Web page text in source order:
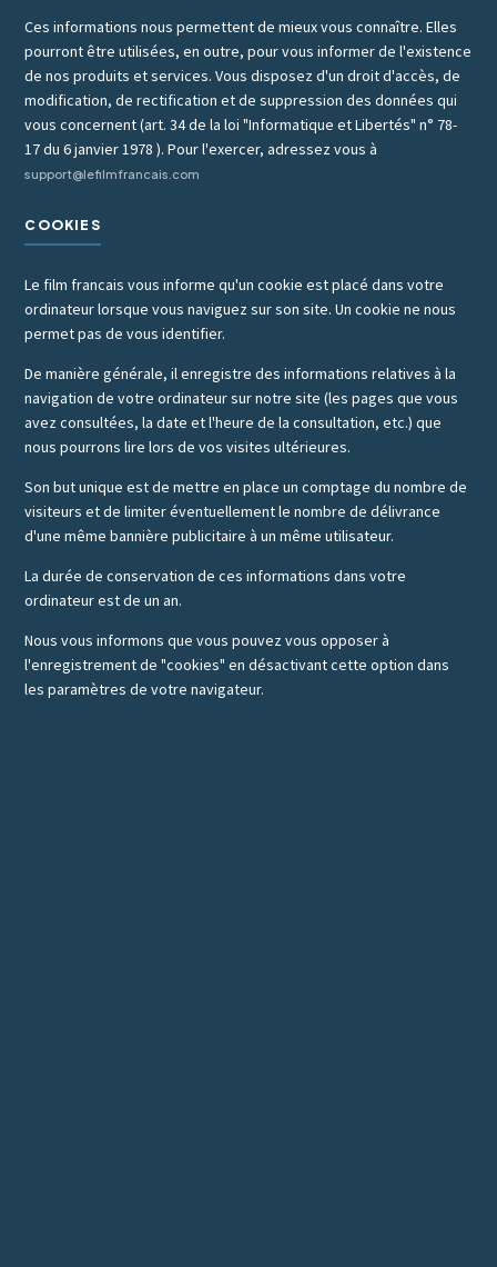
Ces informations nous permettent de mieux vous connaître. Elles
pourront être utilisées, en outre, pour vous informer de l'existence
de nos produits et services. Vous disposez d'un droit d'accès, de
modification, de rectification et de suppression des données qui
vous concernent (art. 34 de la loi "Informatique et Libertés" n° 78-
17 du 6 janvier 1978 ). Pour l'exercer, adressez vous à
support@lefilmfrancais.com
COOKIES
Le film francais vous informe qu'un cookie est placé dans votre
ordinateur lorsque vous naviguez sur son site. Un cookie ne nous
permet pas de vous identifier.
De manière générale, il enregistre des informations relatives à la
navigation de votre ordinateur sur notre site (les pages que vous
avez consultées, la date et l'heure de la consultation, etc.) que
nous pourrons lire lors de vos visites ultérieures.
Son but unique est de mettre en place un comptage du nombre de
visiteurs et de limiter éventuellement le nombre de délivrance
d'une même bannière publicitaire à un même utilisateur.
La durée de conservation de ces informations dans votre
ordinateur est de un an.
Nous vous informons que vous pouvez vous opposer à
l'enregistrement de "cookies" en désactivant cette option dans
les paramètres de votre navigateur.